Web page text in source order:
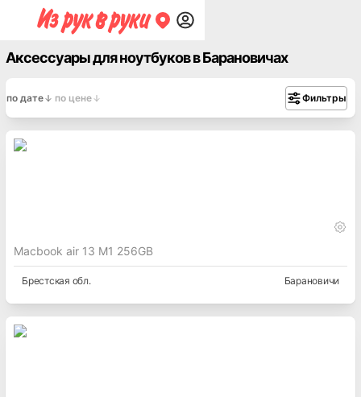
Аксессуары для ноутбуков в Барановичах
по дате по цене Фильтры
Macbook air 13 М1 256GB
Брестская обл. Барановичи